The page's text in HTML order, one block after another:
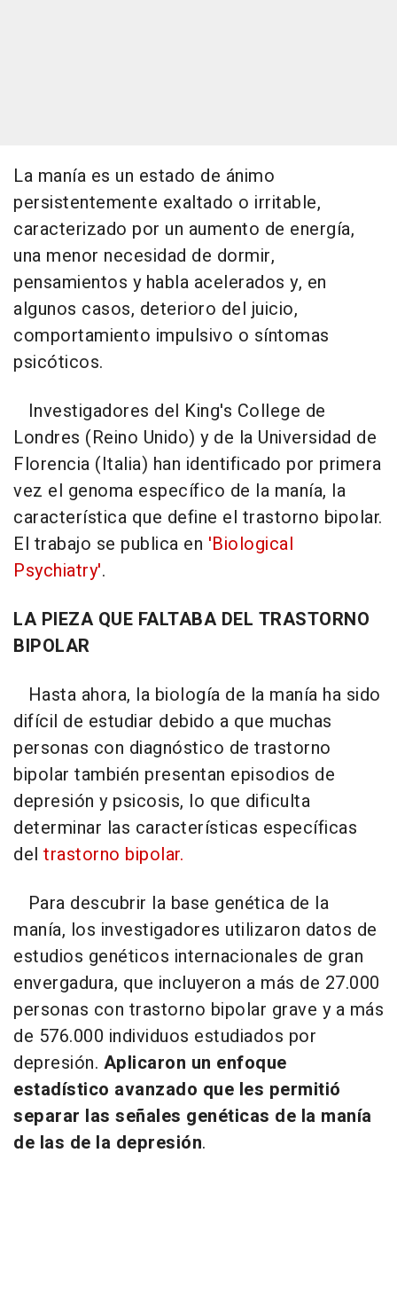
La manía es un estado de ánimo
persistentemente exaltado o irritable,
caracterizado por un aumento de energía,
una menor necesidad de dormir,
pensamientos y habla acelerados y, en
algunos casos, deterioro del juicio,
comportamiento impulsivo o síntomas
psicóticos.
Investigadores del King's College de
Londres (Reino Unido) y de la Universidad de
Florencia (Italia) han identificado por primera
vez el genoma específico de la manía, la
característica que define el trastorno bipolar.
El trabajo se publica en 'Biological
Psychiatry'.
LA PIEZA QUE FALTABA DEL TRASTORNO
BIPOLAR
Hasta ahora, la biología de la manía ha sido
difícil de estudiar debido a que muchas
personas con diagnóstico de trastorno
bipolar también presentan episodios de
depresión y psicosis, lo que dificulta
determinar las características específicas
del trastorno bipolar.
Para descubrir la base genética de la
manía, los investigadores utilizaron datos de
estudios genéticos internacionales de gran
envergadura, que incluyeron a más de 27.000
personas con trastorno bipolar grave y a más
de 576.000 individuos estudiados por
depresión. Aplicaron un enfoque
estadístico avanzado que les permitió
separar las señales genéticas de la manía
de las de la depresión.